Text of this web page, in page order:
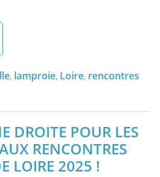
, lamproie, Loire, rencontres
DROITE POUR LES
RENCONTRES
LOIRE 2025 !